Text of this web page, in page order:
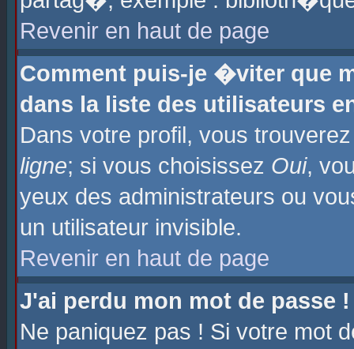
Revenir en haut de page
Comment puis-je �viter que
dans la liste des utilisateurs
Dans votre profil, vous
ligne; si vous choisissez Oui,
yeux des administrateurs ou
un utilisateur invisible.
Revenir en haut de page
J'ai perdu mon mot de passe !
Ne paniquez pas ! Si votre